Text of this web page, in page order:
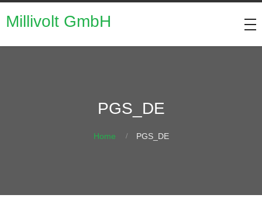
Millivolt GmbH
PGS_DE
Home PGS_DE